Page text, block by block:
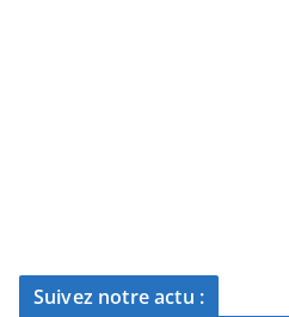
Suivez notre actu :